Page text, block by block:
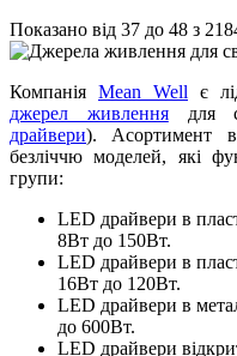
Показано від 37 до 48 з
Компанія Mean Well є
джерел живленнядля
драйвери). Асортимент
безліччю моделей, які
групи:
LED драйвери в
8Вт до 150Вт.
LED драйвери в
16Вт до 120Вт.
LED драйвери в
до 600Вт.
LED драйвери